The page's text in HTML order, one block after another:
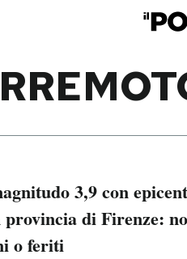
3,9 con
di Firenze:
o feriti